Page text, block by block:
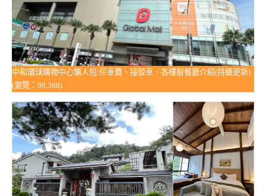
中和環球購物中心懶人包:停車費、接駁車、各樓層餐廳介紹(持續更新)
(瀏覽：98,388)